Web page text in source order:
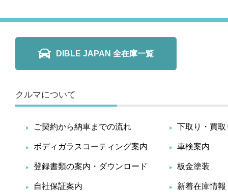
DIBLE JAPAN 全在庫一覧
クルマについて
ご契約から納車までの流れ 下取り・買
ボディガラスコーティング案内 車検案内
登録書類の案内・ダウンロード 板金塗装
自社保証案内 新着在庫情報